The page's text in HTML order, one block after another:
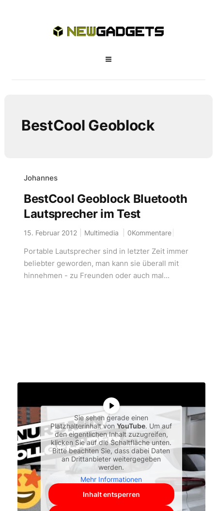
BestCool Geoblock
Johannes
BestCool Geoblock Bluetooth
Lautsprecher im Test
15. Februar 2012 Multimedia 0Kommentare
Portable Lautsprecher sind in letzter Zeit immer
beliebter geworden, man kann sie überall mit
hinnehmen - zu Freunden oder auch mal...
Sie sehen gerade einen
Platzhalterinhalt vonYouTube. Um auf
den eigentlichen Inhalt zuzugreifen,
klicken Sie auf die Schaltfläche unten.
Bitte beachten Sie, dass dabei Daten
an Drittanbieter weitergegeben
werden.
Mehr Informationen
Inhalt entsperren